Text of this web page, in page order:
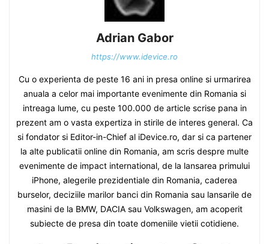
Adrian Gabor
https://www.idevice.ro
Cu o experienta de peste 16 ani in presa online si urmarirea
anuala a celor mai importante evenimente din Romania si
intreaga lume, cu peste 100.000 de article scrise pana in
prezent am o vasta expertiza in stirile de interes general. Ca
si fondator si Editor-in-Chief al iDevice.ro, dar si ca partener
la alte publicatii online din Romania, am scris despre multe
evenimente de impact international, de la lansarea primului
iPhone, alegerile prezidentiale din Romania, caderea
burselor, deciziile marilor banci din Romania sau lansarile de
masini de la BMW, DACIA sau Volkswagen, am acoperit
subiecte de presa din toate domeniile vietii cotidiene.